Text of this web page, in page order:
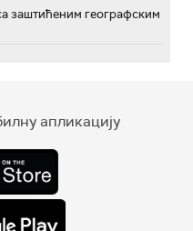
заштићеним географским
апликацију